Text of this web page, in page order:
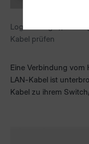
Logo: orange //
Kabel prüfen
Eine Verbindung vom
LAN-Kabel ist
Kabel zu ihrem